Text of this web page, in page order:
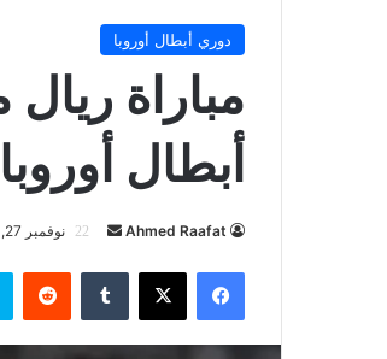
دوري أبطال أوروبا
مباراة
أبطال أوروبا
Ahmed Raafat
أرسل
إلكترونيا
نوفمبر 27, 2024
فيسبوك ‫X